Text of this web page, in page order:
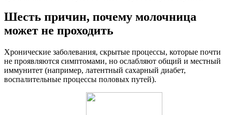
Шесть причин, почему молочница
может не проходить
Хронические заболевания, скрытые процессы, которые почти
не проявляются симптомами, но ослабляют общий и местный
иммунитет (например, латентный сахарный диабет,
воспалительные процессы половых путей).